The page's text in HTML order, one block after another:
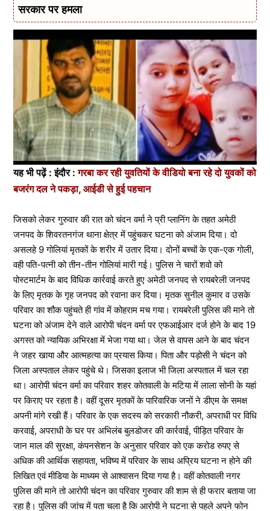
सरकार पर हमला
यह भी पढ़ें : इंदौर :गरबा कर रही युवतियों के वीडियो बना रहे दो युवकों को
बजरंग दल ने पकड़ा, आईडी से हुई पहचान
जिसको लेकर गुरुवार की रात को चंदन वर्मा ने प्री प्लानिंग के तहत अमेठी
जनपद के शिवरतनगंज थाना क्षेत्र में पहुंचकर घटना को अंजाम दिया। दो
असलहे 9 गोलियां मृतकों के शरीर में उतार दिया। दोनों बच्चों के एक-एक गोली,
वही पति-पत्नी को तीन-तीन गोलियां मारी गई। पुलिस ने चारों शवो को
पोस्टमार्टम के बाद विधिक कार्रवाई करते हुए अमेठी जनपद से रायबरेली जनपद
के लिए मृतक के गृह जनपद को रवाना कर दिया। मृतक सुनील कुमार व उसके
परिवार का शौक पहुंचते ही गांव में कोहराम मच गया। रायबरेली पुलिस की माने तो
घटना को अंजाम देने वाले आरोपी चंदन वर्मा पर एफआईआर दर्ज होने के बाद 19
अगस्त को न्यायिक अभिरक्षा में भेजा गया था। जेल से वापस आने के बाद चंदन
ने जहर खाया और आत्महत्या का प्रयास किया। पिता और पड़ोसी ने चंदन को
जिला अस्पताल लेकर पहुंचे थे। जिसका इलाज भी जिला अस्पताल में चल रहा
था। आरोपी चंदन वर्मा का परिवार शहर कोतवाली के मटिया में लाला सोनी के यहां
पर किराए पर रहता है। वहीं दूसर मृतकों के पारिवारिक जनों ने डीएम के समक्ष
अपनी मांगे रखी हैं। परिवार के एक सदस्य को सरकारी नौकरी, अपराधी पर विधि
करवाई, अपराधी के घर पर अभिलंब बुलडोजर की कार्रवाई, पीड़ित परिवार के
जान माल की सुरक्षा, कंपनसेशन के अनुसार परिवार को एक करोड रुपए से
अधिक की आर्थिक सहायता, भविष्य में परिवार के साथ अप्रिय घटना न होने की
लिखित एवं मीडिया के माध्यम से आश्वासन दिया गया है। वहीं कोतवाली नगर
पुलिस की माने तो आरोपी चंदन का परिवार गुरुवार की शाम से ही फरार बताया जा
रहा है। पुलिस की जांच में पता चला है कि आरोपी ने घटना से पहले अपने फोन